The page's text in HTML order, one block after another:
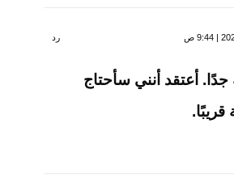
رد
أعتقد أنني سأحتاج
قريبًا.